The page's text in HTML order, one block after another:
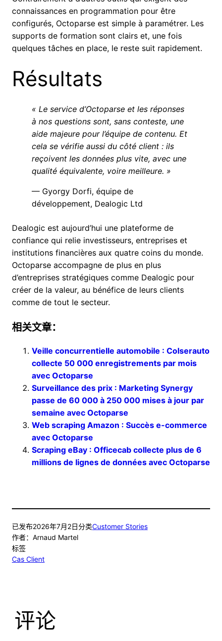
connaissances en programmation pour être
configurés, Octoparse est simple à paramétrer. Les
supports de formation sont clairs et, une fois
quelques tâches en place, le reste suit rapidement.
Résultats
« Le service d’Octoparse et les réponses
à nos questions sont, sans conteste, une
aide majeure pour l’équipe de contenu. Et
cela se vérifie aussi du côté client : ils
reçoivent les données plus vite, avec une
qualité équivalente, voire meilleure. »
— Gyorgy Dorfi, équipe de
développement, Dealogic Ltd
Dealogic est aujourd’hui une plateforme de
confiance qui relie investisseurs, entreprises et
institutions financières aux quatre coins du monde.
Octoparse accompagne de plus en plus
d’entreprises stratégiques comme Dealogic pour
créer de la valeur, au bénéfice de leurs clients
comme de tout le secteur.
相关文章：
Veille concurrentielle automobile : Colserauto
collecte 50 000 enregistrements par mois
avec Octoparse
Surveillance des prix : Marketing Synergy
passe de 60 000 à 250 000 mises à jour par
semaine avec Octoparse
Web scraping Amazon : Succès e-commerce
avec Octoparse
Scraping eBay : Officecab collecte plus de 6
millions de lignes de données avec Octoparse
已发布2026年7月2日分类Customer Stories
作者： Arnaud Martel
标签
Cas Client
评论